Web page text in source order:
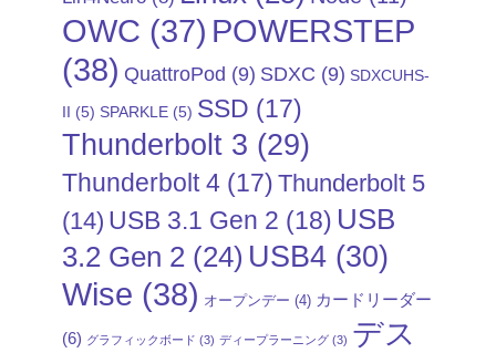
OWC (37) POWERSTEP
(38) QuattroPod (9) SDXC (9) SDXCUHS-
II (5) SPARKLE (5) SSD (17)
Thunderbolt 3 (29)
Thunderbolt 4 (17) Thunderbolt 5
(14) USB 3.1 Gen 2 (18) USB
3.2 Gen 2 (24) USB4 (30)
Wise (38) オープンデー (4) カードリーダー
(6) グラフィックボード (3) ディープラーニング (3) デス